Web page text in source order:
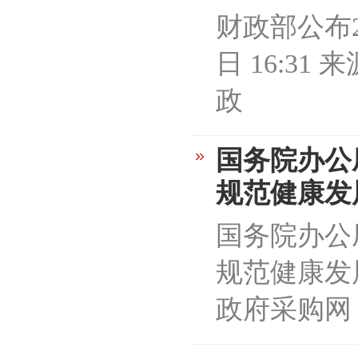
财政部公
日 16:31
政
国务院办
规范健康
国务院办
规范健康发
政府采购